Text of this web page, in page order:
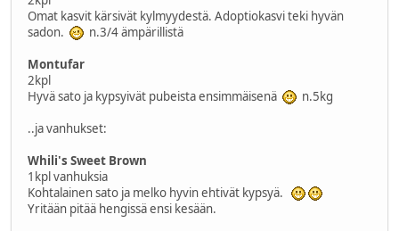
Omat kasvit kärsivät kylmyydestä. Adoptiokasvi teki hyvän
sadon.
n.3/4 ämpärillistä
Montufar
2kpl
Hyvä sato ja kypsyivät pubeista ensimmäisenä
n.5kg
..ja vanhukset:
Whili's Sweet Brown
1kpl vanhuksia
Kohtalainen sato ja melko hyvin ehtivät kypsyä.
Yritään pitää hengissä ensi kesään.